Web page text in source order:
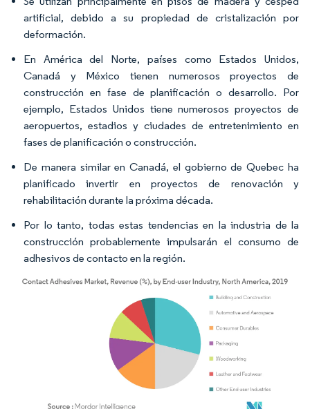
artificial, debido a su propiedad de cristalización por
deformación.
En América del Norte, países como Estados Unidos,
Canadá y México tienen numerosos proyectos de
construcción en fase de planificación o desarrollo. Por
ejemplo, Estados Unidos tiene numerosos proyectos de
aeropuertos, estadios y ciudades de entretenimiento en
fases de planificación o construcción.
De manera similar en Canadá, el gobierno de Quebec ha
planificado invertir en proyectos de renovación y
rehabilitación durante la próxima década.
Por lo tanto, todas estas tendencias en la industria de la
construcción probablemente impulsarán el consumo de
adhesivos de contacto en la región.